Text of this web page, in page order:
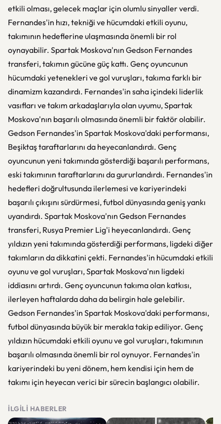
etkili olması, gelecek maçlar için olumlu sinyaller verdi.
Fernandes'in hızı, tekniği ve hücumdaki etkili oyunu,
takımının hedeflerine ulaşmasında önemli bir rol
oynayabilir. Spartak Moskova'nın Gedson Fernandes
transferi, takımın gücüne güç kattı. Genç oyuncunun
hücumdaki yetenekleri ve gol vuruşları, takıma farklı bir
dinamizm kazandırdı. Fernandes'in saha içindeki liderlik
vasıfları ve takım arkadaşlarıyla olan uyumu, Spartak
Moskova'nın başarılı olmasında önemli bir faktör olabilir.
Gedson Fernandes'in Spartak Moskova'daki performansı,
Beşiktaş taraftarlarını da heyecanlandırdı. Genç
oyuncunun yeni takımında gösterdiği başarılı performans,
eski takımının taraftarlarını da gururlandırdı. Fernandes'in
hedefleri doğrultusunda ilerlemesi ve kariyerindeki
başarılı çıkışını sürdürmesi, futbol dünyasında geniş yankı
uyandırdı. Spartak Moskova'nın Gedson Fernandes
transferi, Rusya Premier Lig'i heyecanlandırdı. Genç
yıldızın yeni takımında gösterdiği performans, ligdeki diğer
takımların da dikkatini çekti. Fernandes'in hücumdaki etkili
oyunu ve gol vuruşları, Spartak Moskova'nın ligdeki
iddiasını artırdı. Genç oyuncunun takıma olan katkısı,
ilerleyen haftalarda daha da belirgin hale gelebilir.
Gedson Fernandes'in Spartak Moskova'daki performansı,
futbol dünyasında büyük bir merakla takip ediliyor. Genç
yıldızın hücumdaki etkili oyunu ve gol vuruşları, takımının
başarılı olmasında önemli bir rol oynuyor. Fernandes'in
kariyerindeki bu yeni dönem, hem kendisi için hem de
takımı için heyecan verici bir sürecin başlangıcı olabilir.
İLGILI HABERLER